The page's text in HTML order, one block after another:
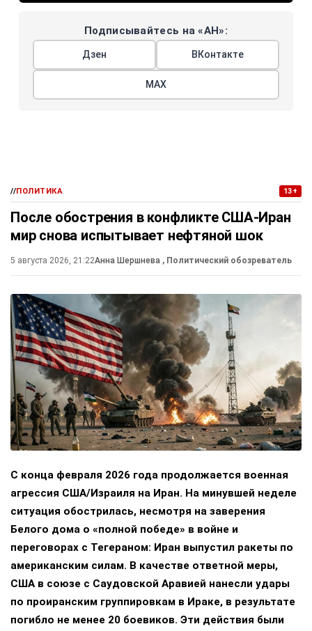
Подписывайтесь на «АН»:
Дзен ВКонтакте
МАХ
//ПОЛИТИКА 13+
После обострения в конфликте США-Иран
мир снова испытывает нефтяной шок
5 августа 2026, 21:22Анна Шершнева , Политический обозреватель
С конца февраля 2026 года продолжается военная
агрессия США/Израиля на Иран. На минувшей неделе
ситуация обострилась, несмотря на заверения
Белого дома о «полной победе» в войне и
переговорах с Тегераном: Иран выпустил ракеты по
американским силам. В качестве ответной меры,
США в союзе с Саудовской Аравией нанесли удары
по проиранским группировкам в Ираке, в результате
погибло не менее 20 боевиков. Эти действия были